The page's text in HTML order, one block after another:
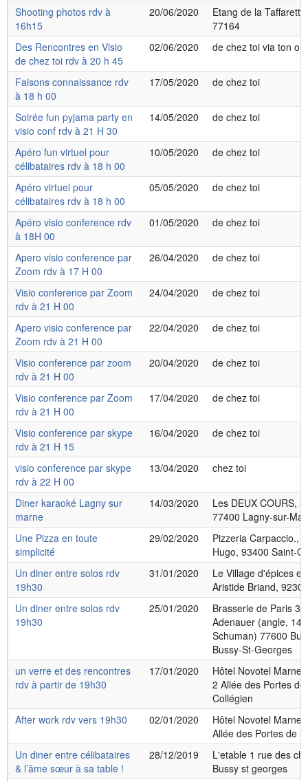
Shooting photos rdv à
16h15
20/06/2020
Etang de la
77164
Des Rencontres en Visio
de chez toi rdv à 20 h 45
02/06/2020 de chez toi via ton
Faisons connaissance rdv
à 18 h 00
17/05/2020 de chez toi
Soirée fun pyjama party en
visio conf rdv à 21 H 30
14/05/2020 de chez toi
Apéro fun virtuel pour
célibataires rdv à 18 h 00
10/05/2020 de chez toi
Apéro virtuel pour
célibataires rdv à 18 h 00
05/05/2020 de chez toi
Apéro visio conference rdv
à 18H 00
01/05/2020 de chez toi
Apero visio conference par
Zoom rdv à 17 H 00
26/04/2020 de chez toi
Visio conference par Zoom
rdv à 21 H 00
24/04/2020 de chez toi
Apero visio conference par
Zoom rdv à 21 H 00
22/04/2020 de chez toi
Visio conference par zoom
rdv à 21 H 00
20/04/2020 de chez toi
Visio conference par Zoom
rdv à 21 H 00
17/04/2020 de chez toi
Visio conference par skype
rdv à 21 H 15
16/04/2020 de chez toi
visio conference par skype
rdv à 22 H 00
13/04/2020 chez toi
Diner karaoké Lagny sur
marne
14/03/2020
Les DEUX COURS,
77400 Lagny-sur-
Une Pizza en toute
simplicité
29/02/2020
Pizzeria Carpaccio.,
Hugo, 93400 Saint-
Un diner entre solos rdv
19h30
31/01/2020
Le Village d'épices
Aristide Briand,
Un diner entre solos rdv
19h30
25/01/2020
Brasserie de Paris 3
Adenauer (angle, 14
Schuman) 77600
Bussy-St-Georges
un verre et des rencontres
rdv à partir de 19h30
17/01/2020
Hôtel Novotel Marne
2 Allée des Portes
Collégien
After work rdv vers 19h30
02/01/2020
Hôtel Novotel Marne
Allée des Portes de
Un diner entre célibataires
& l’âme sœur à sa table !
28/12/2019
L'etable 1 rue des
Bussy st georges